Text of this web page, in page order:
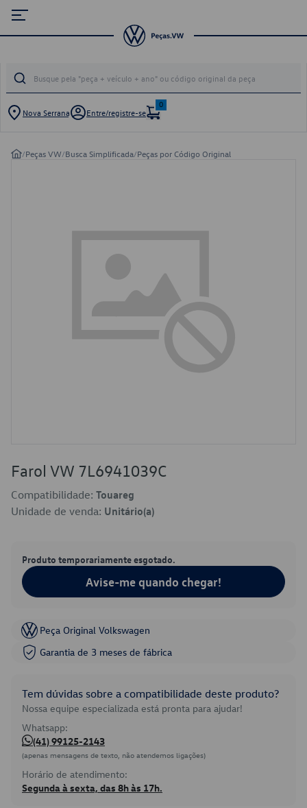
Nova Serrana Entre/registre-se
0
/Peças VW/Busca Simplificada/Peças por Código Original
Farol VW 7L6941039C
Compatibilidade: Touareg
Unidade de venda: Unitário(a)
Produto temporariamente esgotado.
Avise-me quando chegar!
Peça Original Volkswagen
Garantia de 3 meses de fábrica
Tem dúvidas sobre a compatibilidade deste produto?
Nossa equipe especializada está pronta para ajudar!
Whatsapp:
(41) 99125-2143
(apenas mensagens de texto, não atendemos ligações)
Horário de atendimento:
Segunda à sexta, das 8h às 17h.